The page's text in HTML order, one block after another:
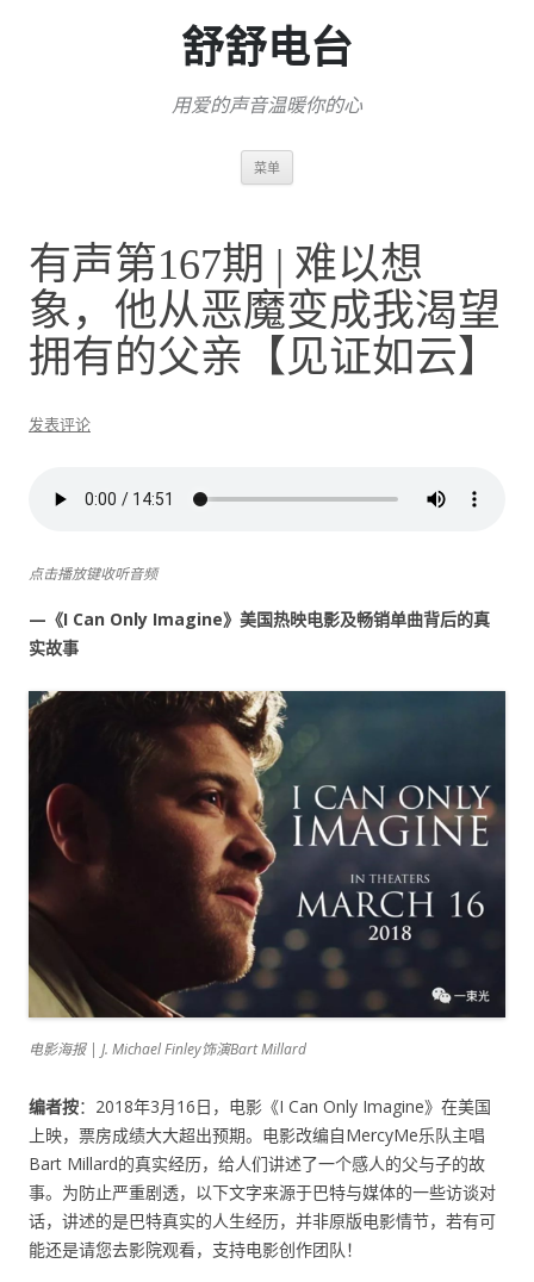
舒舒电台
用爱的声音温暖你的心
菜单
有声第167期 | 难以想
象，他从恶魔变成我渴望
拥有的父亲【见证如云】
发表评论
点击播放键收听音频
— 《I Can Only Imagine》 美国热映电影及畅销单曲背后的真
实故事
电影海报 | J. Michael Finley饰演Bart Millard
编者按：2018年3月16日，电影《I Can Only Imagine》在美国
上映，票房成绩大大超出预期。电影改编自MercyMe乐队主唱
Bart Millard的真实经历，给人们讲述了一个感人的父与子的故
事。为防止严重剧透，以下文字来源于巴特与媒体的一些访谈对
话，讲述的是巴特真实的人生经历，并非原版电影情节，若有可
能还是请您去影院观看，支持电影创作团队！